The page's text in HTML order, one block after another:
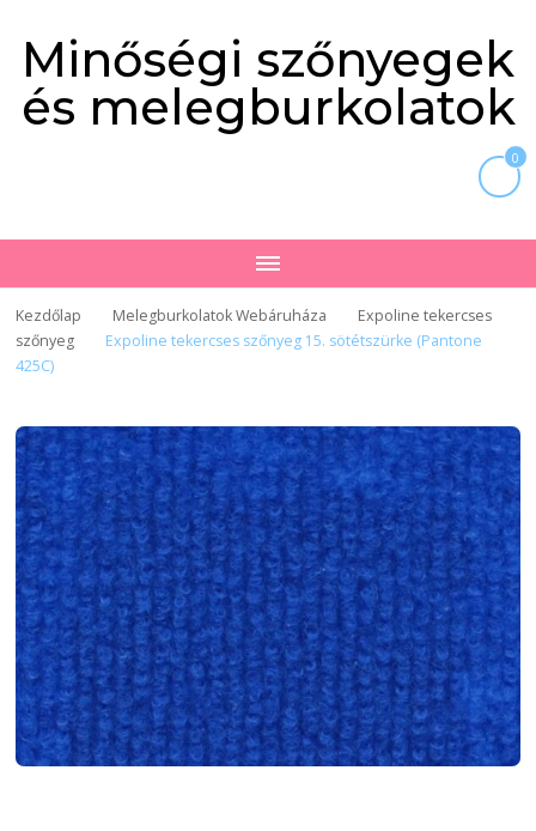
Minőségi szőnyegek
és melegburkolatok
0
Kezdőlap Melegburkolatok Webáruháza
Expoline tekercses
szőnyeg
Expoline tekercses szőnyeg 15. sötétszürke (Pantone
425C)